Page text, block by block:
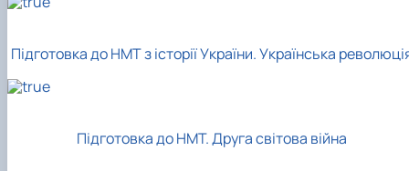
Підготовка до НМТ з історії України. Українська
Підготовка до НМТ. Друга світова війна